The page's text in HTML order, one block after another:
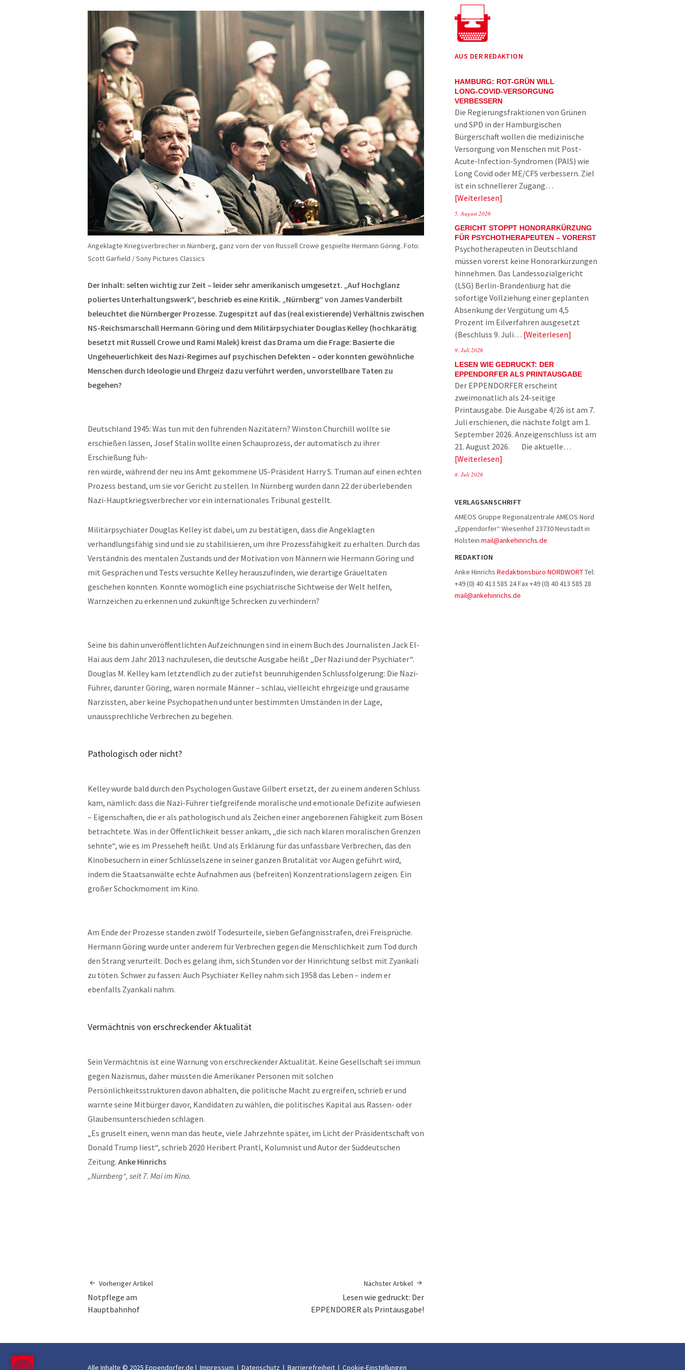
Angeklagte Kriegsverbrecher in Nürnberg, ganz vorn der von Russell Crowe gespielte Hermann Göring. Foto:
Scott Garfield / Sony Pictures Classics
Der Inhalt: selten wichtig zur Zeit – leider sehr amerikanisch umgesetzt. „Auf Hochglanz
poliertes Unterhaltungswerk“, beschrieb es eine Kritik. „Nürnberg“ von James Vanderbilt
beleuchtet die Nürnberger Prozesse. Zugespitzt auf das (real existierende) Verhältnis zwischen
NS-Reichsmarschall Hermann Göring und dem Militärpsychiater Douglas Kelley (hochkarätig
besetzt mit Russell Crowe und Rami Malek) kreist das Drama um die Frage: Basierte die
Ungeheuerlichkeit des Nazi-Regimes auf psychischen Defekten – oder konnten gewöhnliche
Menschen durch Ideologie und Ehrgeiz dazu verführt werden, unvorstellbare Taten zu
begehen?
Deutschland 1945: Was tun mit den führenden Nazitätern? Winston Churchill wollte sie
erschießen lassen, Josef Stalin wollte einen Schauprozess, der automatisch zu ihrer
Erschießung füh-
ren würde, während der neu ins Amt gekommene US-Präsident Harry S. Truman auf einen echten
Prozess bestand, um sie vor Gericht zu stellen. In Nürnberg wurden dann 22 der überlebenden
Nazi-Hauptkriegsverbrecher vor ein internationales Tribunal gestellt.
Militärpsychiater Douglas Kelley ist dabei, um zu bestätigen, dass die Angeklagten
verhandlungsfähig sind und sie zu stabilisieren, um ihre Prozessfähigkeit zu erhalten. Durch das
Verständnis des mentalen Zustands und der Motivation von Männern wie Hermann Göring und
mit Gesprächen und Tests versuchte Kelley herauszufinden, wie derartige Gräueltaten
geschehen konnten. Konnte womöglich eine psychiatrische Sichtweise der Welt helfen,
Warnzeichen zu erkennen und zukünftige Schrecken zu verhindern?
Seine bis dahin unveröffentlichten Aufzeichnungen sind in einem Buch des Journalisten Jack El-
Hai aus dem Jahr 2013 nachzulesen, die deutsche Ausgabe heißt „Der Nazi und der Psychiater“.
Douglas M. Kelley kam letztendlich zu der zutiefst beunruhigenden Schlussfolgerung: Die Nazi-
Führer, darunter Göring, waren normale Männer – schlau, vielleicht ehrgeizige und grausame
Narzissten, aber keine Psychopathen und unter bestimmten Umständen in der Lage,
unaussprechliche Verbrechen zu begehen.
Pathologisch oder nicht?
Kelley wurde bald durch den Psychologen Gustave Gilbert ersetzt, der zu einem anderen Schluss
kam, nämlich: dass die Nazi-Führer tiefgreifende moralische und emotionale Defizite aufwiesen
– Eigenschaften, die er als pathologisch und als Zeichen einer angeborenen Fähigkeit zum Bösen
betrachtete. Was in der Öffentlichkeit besser ankam, „die sich nach klaren moralischen Grenzen
sehnte“, wie es im Presseheft heißt. Und als Erklärung für das unfassbare Verbrechen, das den
Kinobesuchern in einer Schlüsselszene in seiner ganzen Brutalität vor Augen geführt wird,
indem die Staatsanwälte echte Aufnahmen aus (befreiten) Konzentrationslagern zeigen. Ein
großer Schockmoment im Kino.
Am Ende der Prozesse standen zwölf Todesurteile, sieben Gefängnisstrafen, drei Freisprüche.
Hermann Göring wurde unter anderem für Verbrechen gegen die Menschlichkeit zum Tod durch
den Strang verurteilt. Doch es gelang ihm, sich Stunden vor der Hinrichtung selbst mit Zyankali
zu töten. Schwer zu fassen: Auch Psychiater Kelley nahm sich 1958 das Leben – indem er
ebenfalls Zyankali nahm.
Vermächtnis von erschreckender Aktualität
Sein Vermächtnis ist eine Warnung von erschreckender Aktualität. Keine Gesellschaft sei immun
gegen Nazismus, daher müssten die Amerikaner Personen mit solchen
Persönlichkeitsstrukturen davon abhalten, die politische Macht zu ergreifen, schrieb er und
warnte seine Mitbürger davor, Kandidaten zu wählen, die politisches Kapital aus Rassen- oder
Glaubensunterschieden schlagen.
„Es gruselt einen, wenn man das heute, viele Jahrzehnte später, im Licht der Präsidentschaft von
Donald Trump liest“, schrieb 2020 Heribert Prantl, Kolumnist und Autor der Süddeutschen
Zeitung. Anke Hinrichs
„Nürnberg“, seit 7. Mai im Kino.
Vorheriger Artikel
Notpflege am
Hauptbahnhof
Nächster Artikel
Lesen wie gedruckt: Der
EPPENDORER als Printausgabe!
AUS DER REDAKTION
HAMBURG: ROT-GRÜN WILL
LONG-COVID-VERSORGUNG
VERBESSERN
Die Regierungsfraktionen von Grünen
und SPD in der Hamburgischen
Bürgerschaft wollen die medizinische
Versorgung von Menschen mit Post-
Acute-Infection-Syndromen (PAIS) wie
Long Covid oder ME/CFS verbessern. Ziel
ist ein schnellerer Zugang…
Weiterlesen
5. August 2026
GERICHT STOPPT HONORARKÜRZUNG
FÜR PSYCHOTHERAPEUTEN – VORERST
Psychotherapeuten in Deutschland
müssen vorerst keine Honorarkürzungen
hinnehmen. Das Landessozialgericht
(LSG) Berlin-Brandenburg hat die
sofortige Vollziehung einer geplanten
Absenkung der Vergütung um 4,5
Prozent im Eilverfahren ausgesetzt
(Beschluss 9. Juli… Weiterlesen
9. Juli 2026
LESEN WIE GEDRUCKT: DER
EPPENDORFER ALS PRINTAUSGABE
Der EPPENDORFER erscheint
zweimonatlich als 24-seitige
Printausgabe. Die Ausgabe 4/26 ist am 7.
Juli erschienen, die nächste folgt am 1.
September 2026. Anzeigenschluss ist am
21. August 2026. Die aktuelle…
Weiterlesen
8. Juli 2026
VERLAGSANSCHRIFT
AMEOS Gruppe Regionalzentrale AMEOS Nord
„Eppendorfer“ Wiesenhof 23730 Neustadt in
Holstein mail@ankehinrichs.de
REDAKTION
Anke Hinrichs Redaktionsbüro NORDWORTTel:
+49 (0) 40 413 585 24 Fax +49 (0) 40 413 585 28
mail@ankehinrichs.de
Alle Inhalte © 2025 Eppendorfer.de | Impressum | Datenschutz | Barrierefreiheit | Cookie-Einstellungen